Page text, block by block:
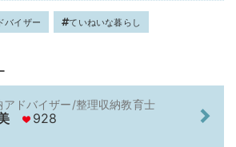
バイザー ていねいな暮らし
アドバイザー/整理収納教育士
928